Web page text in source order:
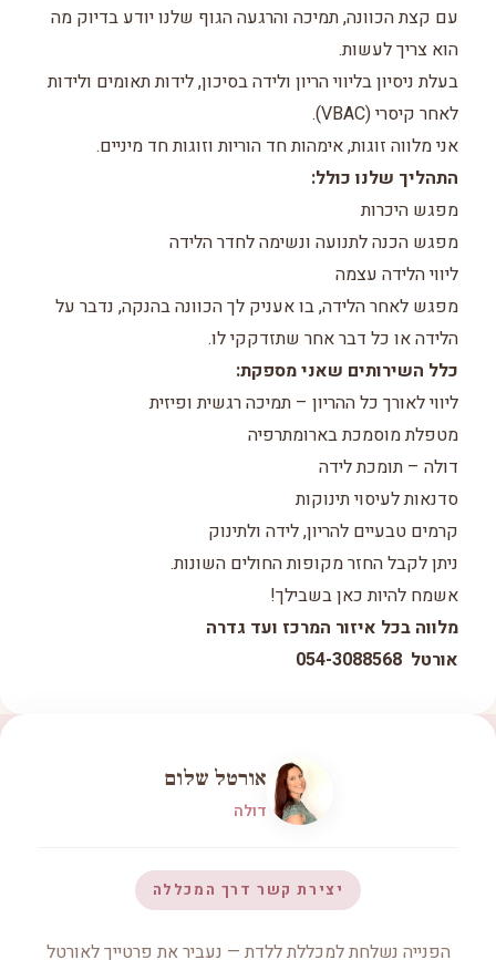
עם קצת הכוונה, תמיכה והרגעה הגוף שלנו יודע בדיוק מה
הוא צריך לעשות.
בעלת ניסיון בליווי הריון ולידה בסיכון, לידות תאומים ולידות
לאחר קיסרי (VBAC).
אני מלווה זוגות, אימהות חד הוריות וזוגות חד מיניים.
התהליך שלנו כולל:
מפגש היכרות
מפגש הכנה לתנועה ונשימה לחדר הלידה
ליווי הלידה עצמה
מפגש לאחר הלידה, בו אעניק לך הכוונה בהנקה, נדבר על
הלידה או כל דבר אחר שתזדקקי לו.
כלל השירותים שאני מספקת:
ליווי לאורך כל ההריון – תמיכה רגשית ופיזית
מטפלת מוסמכת בארומתרפיה
דולה – תומכת לידה
סדנאות לעיסוי תינוקות
קרמים טבעיים להריון, לידה ולתינוק
ניתן לקבל החזר מקופות החולים השונות.
אשמח להיות כאן בשבילך!
מלווה בכל איזור המרכז ועד גדרה
אורטל 054-3088568
אורטל שלום
דולה
יצירת קשר דרך המכללה
הפנייה נשלחת למכללת ללדת — נעביר את פרטייך לאורטל